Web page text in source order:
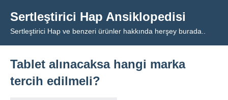
geçSertleştirici Hap Ansiklopedisi
Sertleştirici Hap ve benzeri ürünler hakkında herşey burada..
Tablet alınacaksa hangi marka
tercih edilmeli?